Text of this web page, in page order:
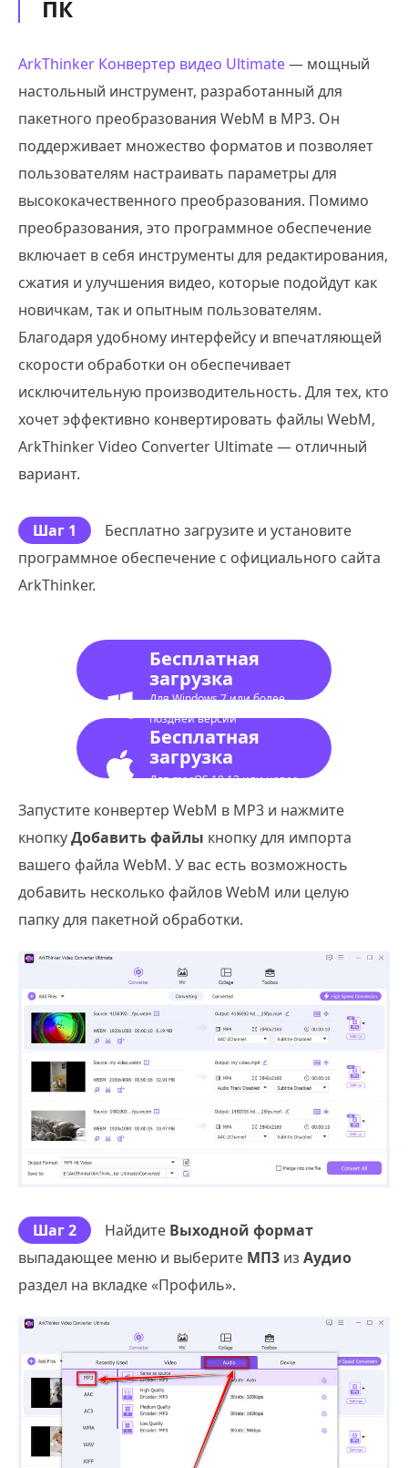
ПК
ArkThinker Конвертер видео Ultimate— мощный
настольный инструмент, разработанный для
пакетного преобразования WebM в MP3. Он
поддерживает множество форматов и позволяет
пользователям настраивать параметры для
высококачественного преобразования. Помимо
преобразования, это программное обеспечение
включает в себя инструменты для редактирования,
сжатия и улучшения видео, которые подойдут как
новичкам, так и опытным пользователям.
Благодаря удобному интерфейсу и впечатляющей
скорости обработки он обеспечивает
исключительную производительность. Для тех, кто
хочет эффективно конвертировать файлы WebM,
ArkThinker Video Converter Ultimate — отличный
вариант.
Шаг 1
Бесплатно загрузите и установите
программное обеспечение с официального сайта
ArkThinker.
Бесплатная
загрузка
Для Windows 7 или более
поздней версии
Бесплатная
загрузка
Для macOS 10.12 или новее
Запустите конвертер WebM в MP3 и нажмите
кнопкуДобавить файлы кнопку для импорта
вашего файла WebM. У вас есть возможность
добавить несколько файлов WebM или целую
папку для пакетной обработки.
Шаг 2 Найдите Выходной формат
выпадающее меню и выберите МП3 из Аудио
раздел на вкладке «Профиль».